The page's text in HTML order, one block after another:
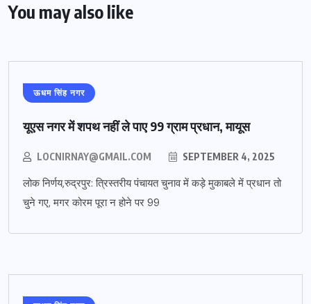
You may also like
ऊधम सिंह नगर
यूएस नगर में शपथ नहीं ले पाए 99 ग्राम प्रधान, मायूस
LOCNIRNAY@GMAIL.COM SEPTEMBER 4, 2025
लोक निर्णय,रुद्रपुर: त्रिस्तरीय पंचायत चुनाव में कड़े मुकाबले में प्रधान तो
चुने गए, मगर कोरम पूरा न होने पर 99